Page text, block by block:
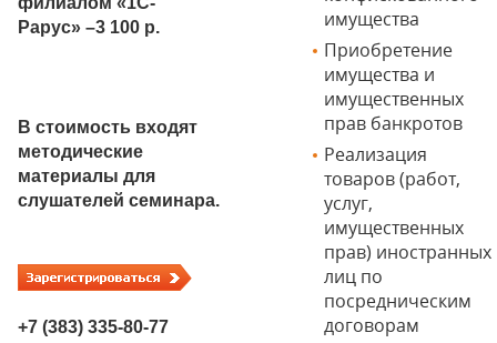
Рарус» –3 100 р.
В стоимость входят
методические
материалы для
слушателей семинара.
+7 (383) 335-80-77
имущества
Приобретение
имущества и
имущественных
прав банкротов
Реализация
товаров (работ,
услуг,
имущественных
прав) иностранных
лиц по
посредническим
договорам